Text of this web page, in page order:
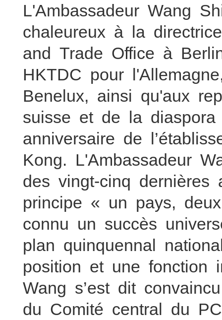
L'Ambassadeur Wang
chaleureux à la
and Trade Office à
HKTDC pour
Benelux, ainsi qu'aux
suisse et de la
anniversaire de
Kong. L'Ambassadeur
des vingt-cinq dernières
principe « un pays,
connu un succès
plan quinquennal
position et une fonction
Wang s’est dit
du Comité central du